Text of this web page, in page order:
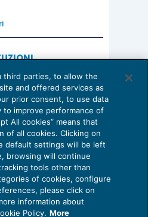
dello Studio:
futuro della
Policy
third parties, to allow the
and offered services as
prior consent, to use data
to improve performance of
All cookies” means that
of all cookies. Clicking on
default settings will be left
browsing will continue
tools other than
of cookies, configure
please click on
information about
Policy. More